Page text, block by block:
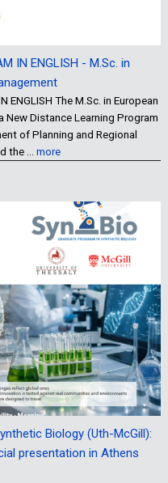
IN ENGLISH - M.Sc. in
ENGLISH The M.Sc. in European
New Distance Learning Program
of Planning and Regional
the … more
Biology (Uth-McGill):
presentation in Athens